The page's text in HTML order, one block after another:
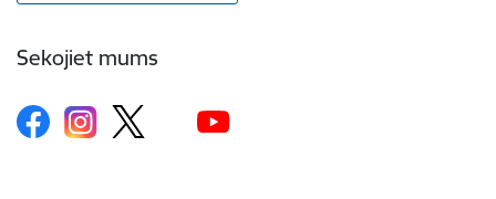
Sekojiet mums